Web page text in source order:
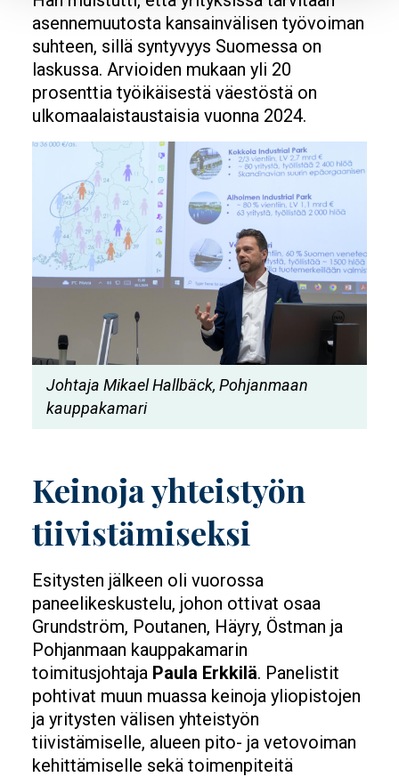
asennemuutosta kansainvälisen työvoiman
suhteen, sillä syntyvyys Suomessa on
laskussa. Arvioiden mukaan yli 20
prosenttia työikäisestä väestöstä on
ulkomaalaistaustaisia vuonna 2024.
Image
Johtaja Mikael Hallbäck, Pohjanmaan
kauppakamari
Keinoja yhteistyön
tiivistämiseksi
Esitysten jälkeen oli vuorossa
paneelikeskustelu, johon ottivat osaa
Grundström, Poutanen, Häyry, Östman ja
Pohjanmaan kauppakamarin
toimitusjohtaja Paula Erkkilä. Panelistit
pohtivat muun muassa keinoja yliopistojen
ja yritysten välisen yhteistyön
tiivistämiselle, alueen pito- ja vetovoiman
kehittämiselle sekä toimenpiteitä